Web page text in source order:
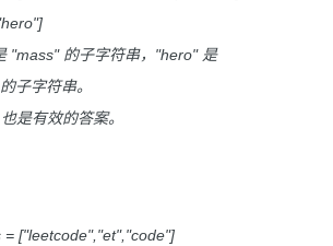
"mass" 的子字符串，"hero" 是
子字符串。
是有效的答案。
= ["leetcode","et","code"]